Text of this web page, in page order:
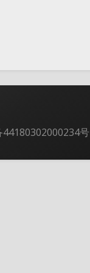
号